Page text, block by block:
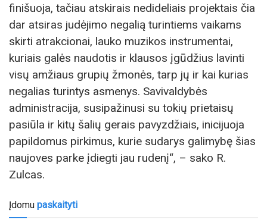
finišuoja, tačiau atskirais nedideliais projektais čia
dar atsiras judėjimo negalią turintiems vaikams
skirti atrakcionai, lauko muzikos instrumentai,
kuriais galės naudotis ir klausos įgūdžius lavinti
visų amžiaus grupių žmonės, tarp jų ir kai kurias
negalias turintys asmenys. Savivaldybės
administracija, susipažinusi su tokių prietaisų
pasiūla ir kitų šalių gerais pavyzdžiais, inicijuoja
papildomus pirkimus, kurie sudarys galimybę šias
naujoves parke įdiegti jau rudenį“, – sako R.
Zulcas.
Įdomu paskaityti